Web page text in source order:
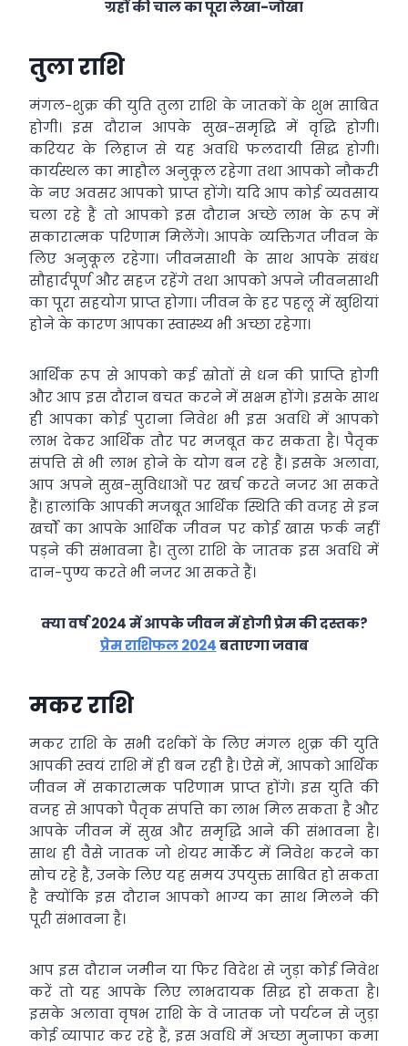
ग्रहों की चाल का पूरा लेखा-जोखा
तुला राशि
मंगल-शुक्र की युति तुला राशि के जातकों के शुभ साबित
होगी। इस दौरान आपके सुख-समृद्धि में वृद्धि होगी।
करियर के लिहाज से यह अवधि फलदायी सिद्ध होगी।
कार्यस्थल का माहौल अनुकूल रहेगा तथा आपको नौकरी
के नए अवसर आपको प्राप्त होंगे। यदि आप कोई व्यवसाय
चला रहे हैं तो आपको इस दौरान अच्छे लाभ के रूप में
सकारात्मक परिणाम मिलेंगे। आपके व्यक्तिगत जीवन के
लिए अनुकूल रहेगा। जीवनसाथी के साथ आपके संबंध
सौहार्दपूर्ण और सहज रहेंगे तथा आपको अपने जीवनसाथी
का पूरा सहयोग प्राप्त होगा। जीवन के हर पहलू में खुशियां
होने के कारण आपका स्वास्थ्य भी अच्छा रहेगा।
आर्थिक रूप से आपको कई स्रोतों से धन की प्राप्ति होगी
और आप इस दौरान बचत करने में सक्षम होंगे। इसके साथ
ही आपका कोई पुराना निवेश भी इस अवधि में आपको
लाभ देकर आर्थिक तौर पर मजबूत कर सकता है। पैतृक
संपत्ति से भी लाभ होने के योग बन रहे हैं। इसके अलावा,
आप अपने सुख-सुविधाओं पर खर्च करते नजर आ सकते
हैं। हालांकि आपकी मजबूत आर्थिक स्थिति की वजह से इन
खर्चों का आपके आर्थिक जीवन पर कोई खास फर्क नहीं
पड़ने की संभावना है। तुला राशि के जातक इस अवधि में
दान-पुण्य करते भी नजर आ सकते हैं।
क्या वर्ष 2024 में आपके जीवन में होगी प्रेम की दस्तक?
प्रेम राशिफल 2024बताएगा जवाब
मकर राशि
मकर राशि के सभी दर्शकों के लिए मंगल शुक्र की युति
आपकी स्वयं राशि में ही बन रही है। ऐसे में, आपको आर्थिक
जीवन में सकारात्मक परिणाम प्राप्त होंगे। इस युति की
वजह से आपको पैतृक संपत्ति का लाभ मिल सकता है और
आपके जीवन में सुख और समृद्धि आने की संभावना है।
साथ ही वैसे जातक जो शेयर मार्केट में निवेश करने का
सोच रहे हैं, उनके लिए यह समय उपयुक्त साबित हो सकता
है क्योंकि इस दौरान आपको भाग्य का साथ मिलने की
पूरी संभावना है।
आप इस दौरान जमीन या फिर विदेश से जुड़ा कोई निवेश
करें तो यह आपके लिए लाभदायक सिद्ध हो सकता है।
इसके अलावा वृषभ राशि के वे जातक जो पर्यटन से जुड़ा
कोई व्यापार कर रहे हैं, इस अवधि में अच्छा मुनाफा कमा